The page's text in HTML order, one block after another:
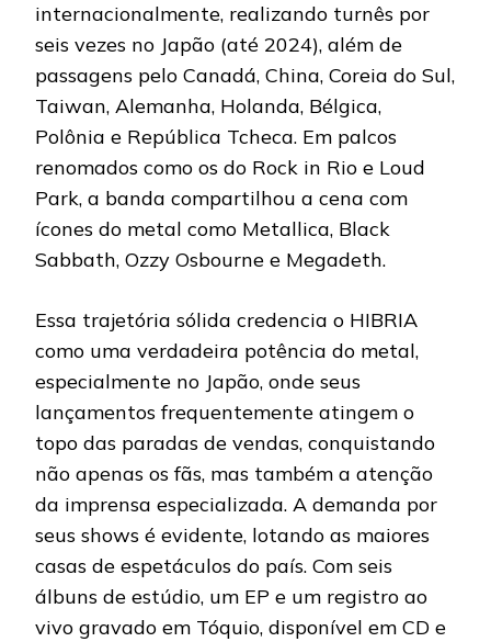
internacionalmente, realizando turnês por
seis vezes no Japão (até 2024), além de
passagens pelo Canadá, China, Coreia do Sul,
Taiwan, Alemanha, Holanda, Bélgica,
Polônia e República Tcheca. Em palcos
renomados como os do Rock in Rio e Loud
Park, a banda compartilhou a cena com
ícones do metal como Metallica, Black
Sabbath, Ozzy Osbourne e Megadeth.
Essa trajetória sólida credencia o HIBRIA
como uma verdadeira potência do metal,
especialmente no Japão, onde seus
lançamentos frequentemente atingem o
topo das paradas de vendas, conquistando
não apenas os fãs, mas também a atenção
da imprensa especializada. A demanda por
seus shows é evidente, lotando as maiores
casas de espetáculos do país. Com seis
álbuns de estúdio, um EP e um registro ao
vivo gravado em Tóquio, disponível em CD e